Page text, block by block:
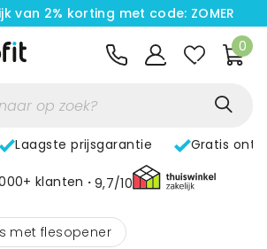
van 2% korting met code: ZOMER
0
Laagste prijsgarantie Gratis
klanten 9,7/10
met flesopener